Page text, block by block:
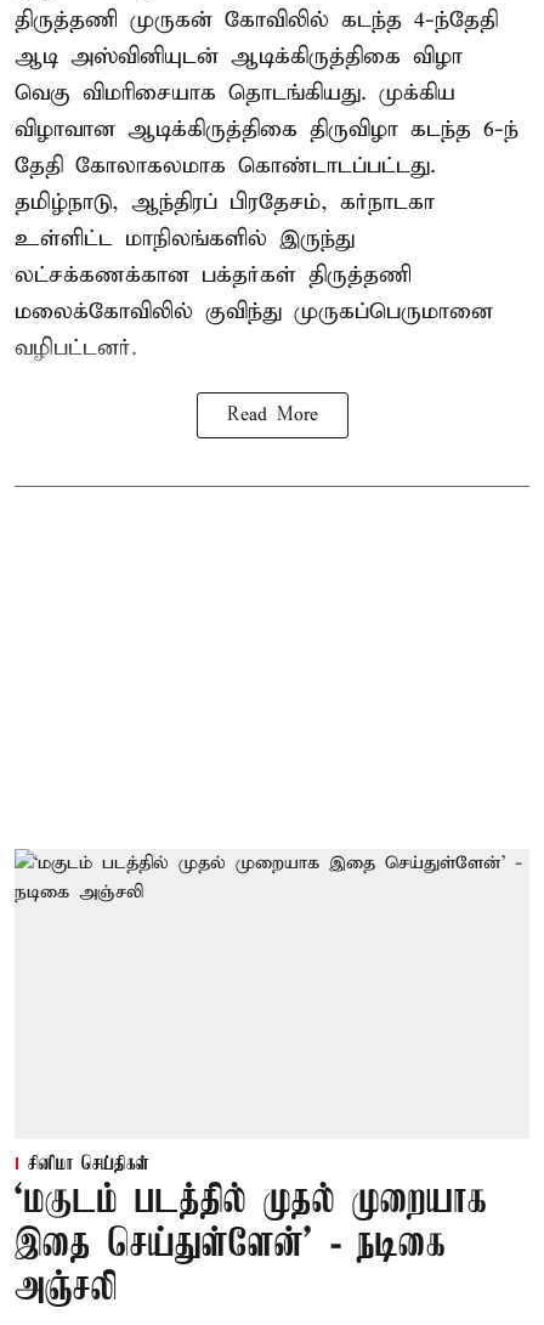
திருத்தணி முருகன் கோவிலில் கடந்த 4-ந்தேதி
ஆடி அஸ்வினியுடன் ஆடிக்கிருத்திகை விழா
வெகு விமரிசையாக தொடங்கியது. முக்கிய
விழாவான ஆடிக்கிருத்திகை திருவிழா கடந்த 6-ந்
தேதி கோலாகலமாக கொண்டாடப்பட்டது.
தமிழ்நாடு, ஆந்திரப் பிரதேசம், கர்நாடகா
உள்ளிட்ட மாநிலங்களில் இருந்து
லட்சக்கணக்கான பக்தர்கள் திருத்தணி
மலைக்கோவிலில் குவிந்து முருகப்பெருமானை
வழிபட்டனர்.
Read More
சினிமா செய்திகள்
‘மகுடம் படத்தில் முதல் முறையாக
இதை செய்துள்ளேன்’ - நடிகை
அஞ்சலி